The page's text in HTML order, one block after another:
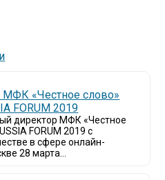
МФК «Честное слово»
FORUM 2019
директор МФК «Честное
FORUM 2019 с
в сфере онлайн-
28 марта...